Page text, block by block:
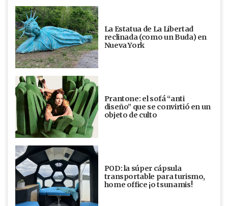
La Estatua de La Libertad
reclinada (como un Buda) en
Nueva York
Prantone: el sofá “anti
diseño” que se convirtió en un
objeto de culto
POD: la súper cápsula
transportable para turismo,
home office ¡o tsunamis!